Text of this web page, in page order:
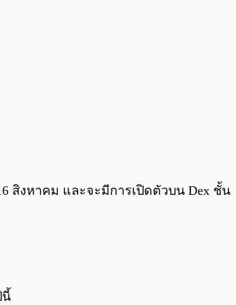
สิงหาคม และจะมีการเปิดตัวบน Dex ชั้น
นี้